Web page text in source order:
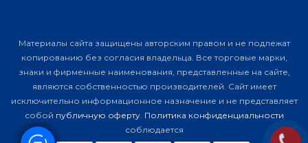
Материалы сайта защищены авторским правом и не подлежат
копированию без согласия владельца. Все торговые марки,
знаки и фирменные наименования, представленные на сайте,
являются собственностью производителей. Сайт имеет
исключительно информационное назначение и не представляет
собой публичную оферту. Политика конфиденциальности
соблюдается